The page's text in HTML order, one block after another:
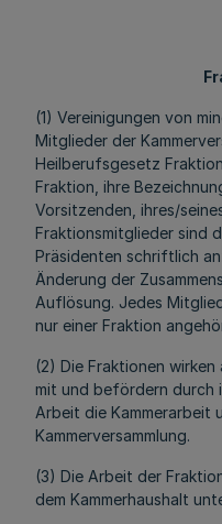
(1) Vereinigungen von
Mitglieder der
Heilberufsgesetz
Fraktion, ihre
Vorsitzenden, ihres/
Fraktionsmitglieder sind
Präsidenten schriftlich
Änderung der
Auflösung. Jedes
nur einer Fraktion
(2) Die Fraktionen
mit und befördern durch
Arbeit die Kammerarbeit
Kammerversammlung.
(3) Die Arbeit der
dem Kammerhaushalt